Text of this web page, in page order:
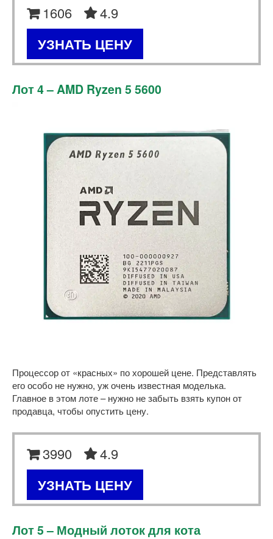
1606 4.9
УЗНАТЬ ЦЕНУ
Лот 4 – AMD Ryzen 5 5600
Процессор от «красных» по хорошей цене. Представлять
его особо не нужно, уж очень известная моделька.
Главное в этом лоте – нужно не забыть взять купон от
продавца, чтобы опустить цену.
3990 4.9
УЗНАТЬ ЦЕНУ
Лот 5 – Модный лоток для кота